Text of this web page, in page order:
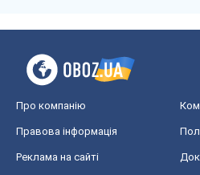
Про компанію
Правова інформація
Реклама на сайті